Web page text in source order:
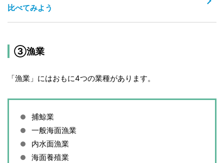
比べてみよう
③漁業
「漁業」にはおもに4つの業種があります。
捕鯨業
一般海面漁業
内水面漁業
海面養殖業